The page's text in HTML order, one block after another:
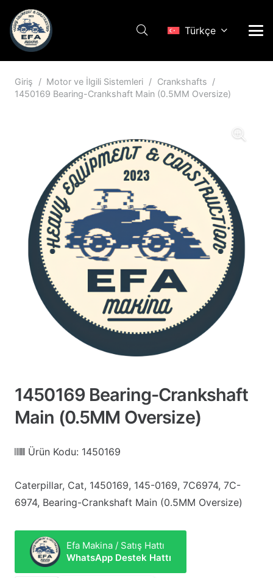
Türkçe
Giriş / Motor ve İlgili Sistemleri / Crankshafts /
1450169 Bearing-Crankshaft Main (0.5MM Oversize)
1450169 Bearing-Crankshaft
Main (0.5MM Oversize)
Ürün Kodu: 1450169
Caterpillar, Cat, 1450169, 145-0169, 7C6974, 7C-
6974, Bearing-Crankshaft Main (0.5MM Oversize)
Efa Makina / Satış Hattı
WhatsApp Destek Hattı